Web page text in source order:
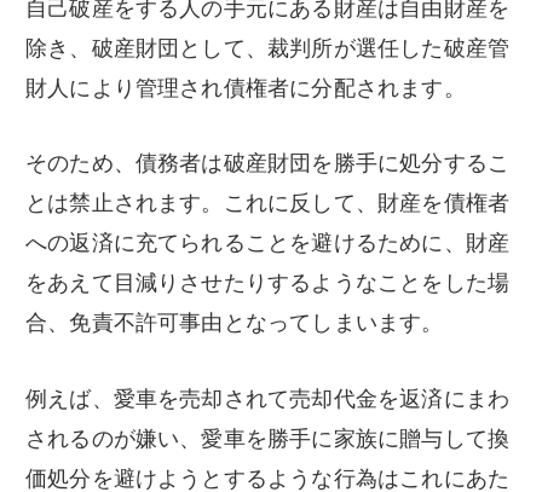
除き、破産財団として、裁判所が選任した破産管
財人により管理され債権者に分配されます。
そのため、債務者は破産財団を勝手に処分するこ
とは禁止されます。これに反して、財産を債権者
への返済に充てられることを避けるために、財産
をあえて目減りさせたりするようなことをした場
合、免責不許可事由となってしまいます。
例えば、愛車を売却されて売却代金を返済にまわ
されるのが嫌い、愛車を勝手に家族に贈与して換
価処分を避けようとするような行為はこれにあた